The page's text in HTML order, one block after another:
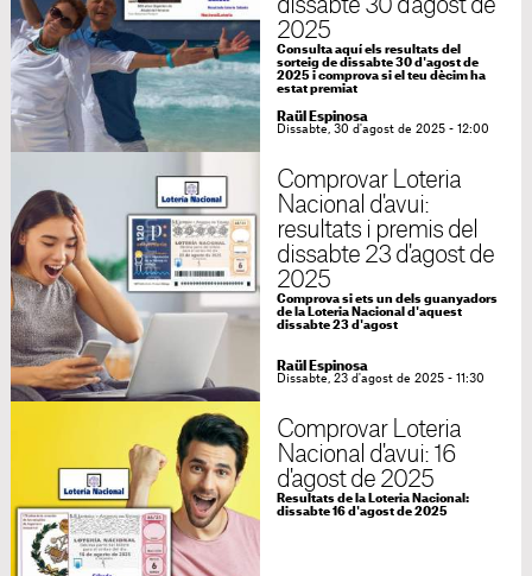
dissabte 30 d'agost de
2025
Consulta aquí els resultats del
sorteig de dissabte 30 d'agost de
2025 i comprova si el teu dècim ha
estat premiat
Raül Espinosa
Dissabte, 30 d'agost de 2025 - 12:00
Comprovar Loteria
Nacional d'avui:
resultats i premis del
dissabte 23 d'agost de
2025
Comprova si ets un dels guanyadors
de la Loteria Nacional d'aquest
dissabte 23 d'agost
Raül Espinosa
Dissabte, 23 d'agost de 2025 - 11:30
Comprovar Loteria
Nacional d'avui: 16
d'agost de 2025
Resultats de la Loteria Nacional:
dissabte 16 d'agost de 2025